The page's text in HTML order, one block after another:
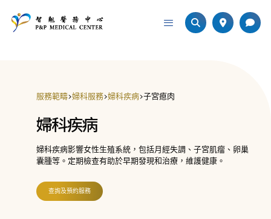
服務範疇>婦科服務>婦科疾病>子宮瘜肉
婦科疾病
婦科疾病影響女性生殖系統，包括月經失調、子宮肌瘤、卵巢
囊腫等。定期檢查有助於早期發現和治療，維護健康。
查詢及預約服務